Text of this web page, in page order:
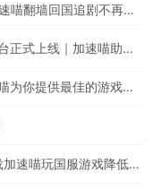
《幸福到万家》6月29日开播｜下载加速喵翻墙回国追剧不再受限
《部落与弯刀》手游将于6月16日全平台正式上线｜加速喵助你加速国服游戏提升游戏体验
《逆生之都》6月16日全网上线｜加速喵为你提供最佳的游戏加速体验
《时之幻想曲》6月8日全网首发｜下载加速喵玩国服游戏降低延迟提高稳定性